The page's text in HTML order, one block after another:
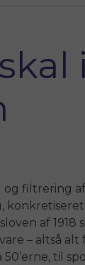
i
og filtrering
konkretiseret
af 1918
– altså alt
til